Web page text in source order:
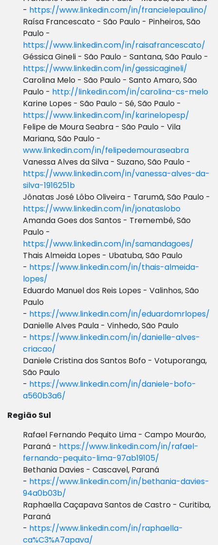
- https://www.linkedin.com/in/francielepaulino/
Raísa Francescato - São Paulo - Pinheiros, São
Paulo -
https://www.linkedin.com/in/raisafrancescato/
Géssica Gineli - São Paulo - Santana, São Paulo -
https://www.linkedin.com/in/gessicagineli/
Carolina Melo - São Paulo - Santo Amaro, São
Paulo - http://linkedin.com/in/carolina-cs-melo
Karine Lopes - São Paulo - Sé, São Paulo -
https://www.linkedin.com/in/karinelopesp/
Felipe de Moura Seabra - São Paulo - Vila
Mariana, São Paulo -
www.linkedin.com/in/felipedemouraseabra
Vanessa Alves da Silva - Suzano, São Paulo -
https://www.linkedin.com/in/vanessa-alves-da-
silva-1916251b
Jônatas José Lôbo Oliveira - Tarumã, São Paulo -
https://www.linkedin.com/in/jonataslobo
Amanda Goes dos Santos - Tremembé, São
Paulo -
https://www.linkedin.com/in/samandagoes/
Thais Almeida Lopes - Ubatuba, São Paulo
- https://www.linkedin.com/in/thais-almeida-
lopes/
Eduardo Manuel dos Reis Lopes - Valinhos, São
Paulo
- https://www.linkedin.com/in/eduardomrlopes/
Danielle Alves Paula - Vinhedo, São Paulo
- https://www.linkedin.com/in/danielle-alves-
criacao/
Daniele Cristina dos Santos Bofo - Votuporanga,
São Paulo
- https://www.linkedin.com/in/daniele-bofo-
a560b3a6/
Região Sul
Rafael Fernando Pequito Lima - Campo Mourão,
Paraná - https://www.linkedin.com/in/rafael-
fernando-pequito-lima-97ab19105/
Bethania Davies - Cascavel, Paraná
- https://www.linkedin.com/in/bethania-davies-
94a0b03b/
Raphaella Caçapava Santos de Castro - Curitiba,
Paraná
- https://www.linkedin.com/in/raphaella-
ca%C3%A7apava/